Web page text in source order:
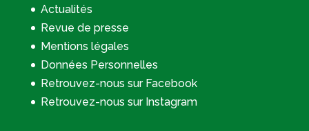
Actualités
Revue de presse
Mentions légales
Données Personnelles
Retrouvez-nous sur Facebook
Retrouvez-nous sur Instagram